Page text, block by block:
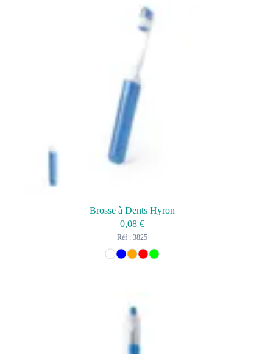
Brosse à Dents Hyron
0,08€
Réf : 3825